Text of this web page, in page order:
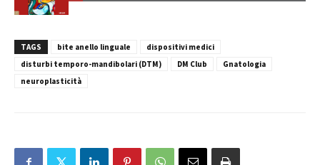
TAGS bite anello linguale
dispositivi medici
disturbi temporo-mandibolari (DTM)
DM Club
Gnatologia
neuroplasticità